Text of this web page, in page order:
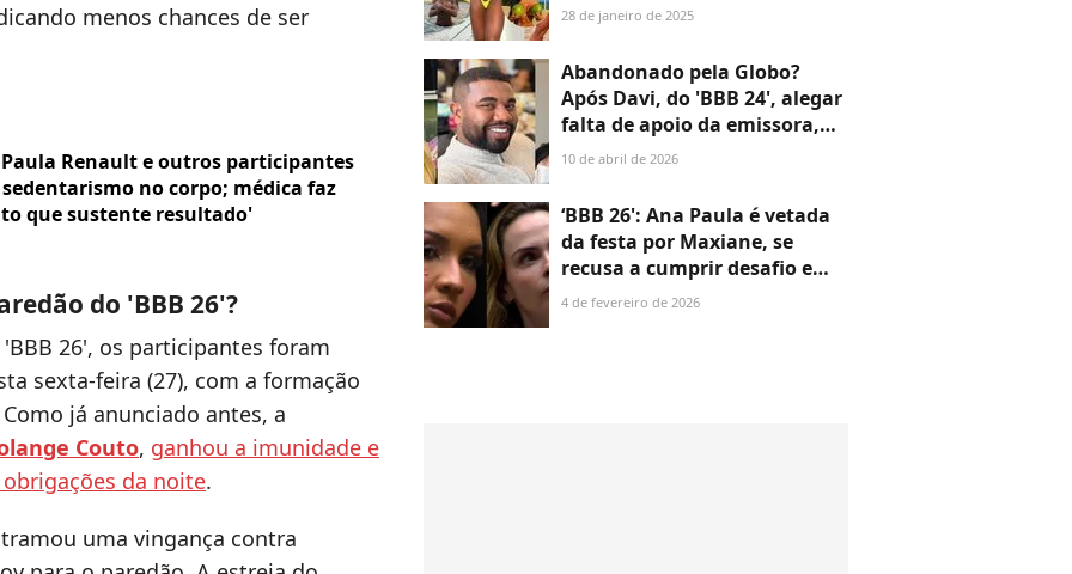
menos chances de ser
Renault e outros participantes
no corpo; médica faz
que sustente resultado'
do 'BBB 26'?
26', os participantes foram
sexta-feira (27), com a formação
já anunciado antes, a
Couto, ganhou a imunidade e
da noite.
uma vingança contra
musa não tem medo de
críticas
28 de janeiro de 2025
Abandonado pela Globo?
Após Davi, do 'BBB 24', alegar
falta de apoio da emissora,
Bia Reis e Fernanda Bande
vitrine é a mesma para todos'
10 de abril de 2026
‘BBB 26': Ana Paula é vetada
da festa por Maxiane, se
recusa a cumprir desafio e
diverte a web. ‘Tá melhor do
4 de fevereiro de 2026